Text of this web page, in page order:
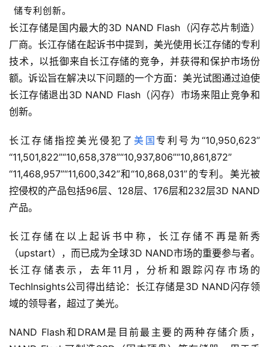
储专利创新。
长江存储是国内最大的3D NAND Flash（闪存芯片制造）
厂商。长江存储在起诉书中提到，美光使用长江存储的专利
技术，以抵御来自长江存储的竞争，并获得和保护市场份
额。诉讼旨在解决以下问题的一个方面：美光试图通过迫使
长江存储退出3D NAND Flash（闪存）市场来阻止竞争和
创新。
长江存储指控美光侵犯了 美国专利号为“10,950,623”
“11,501,822”“10,658,378”“10,937,806”“10,861,872”
“11,468,957”“11,600,342”和“10,868,031”的专利。美光被
控侵权的产品包括96层、128层、176层和232层3D NAND
产品。
长江存储在以上起诉书中称，长江存储不再是新秀
（upstart），而已成为全球3D NAND市场的重要参与者。
长江存储表示，去年11月，分析和跟踪闪存市场的
TechInsights公司得出结论：长江存储是3D NAND闪存领
域的领导者，超过了美光。
NAND Flash和DRAM是目前最主要的两种存储介质，